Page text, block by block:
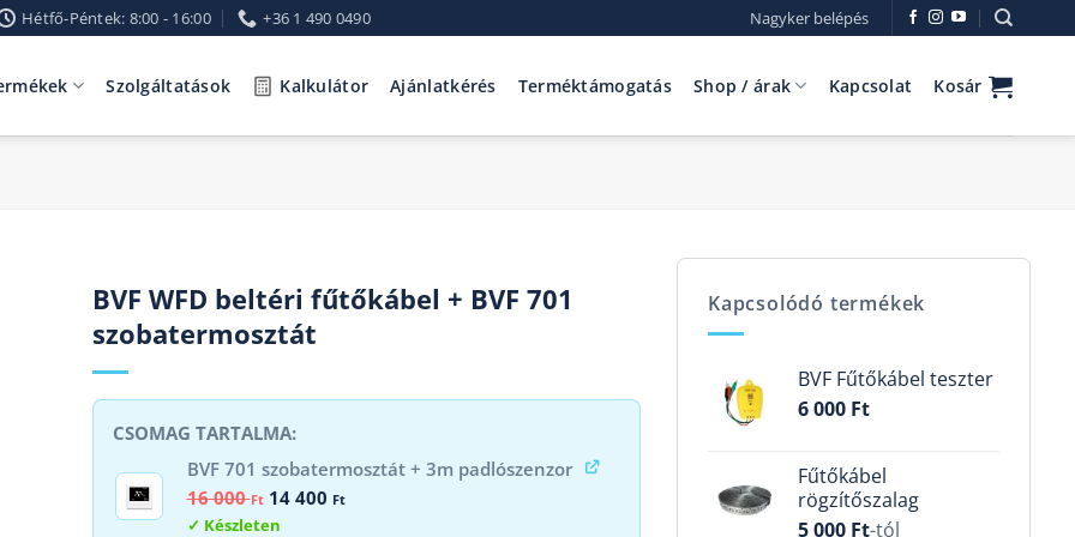
Hétfő-Péntek: 8:00 - 16:00 +36 1 490 0490 Nagyker belépés
Szolgáltatások Kalkulátor Ajánlatkérés Terméktámogatás Shop / árak Kapcsolat Kosár
BVF WFD beltéri fűtőkábel + BVF 701
szobatermosztát
BVF 701 szobatermosztát + 3m padlószenzor
16 000Ft Original
14 400 FtCurrent
Készleten
Kapcsolódó termékek
BVF Fűtőkábel teszter
6 000 Ft
Fűtőkábel
rögzítőszalag
5 000 Ft-tól